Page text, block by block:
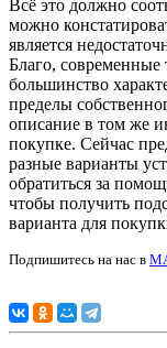
Всё это должно
можно
является
Благо, современные
большинство
пределы
описание в том же
покупке. Сейчас
разные варианты
обратиться за
чтобы получить
варианта для
Подпишитесь на нас в